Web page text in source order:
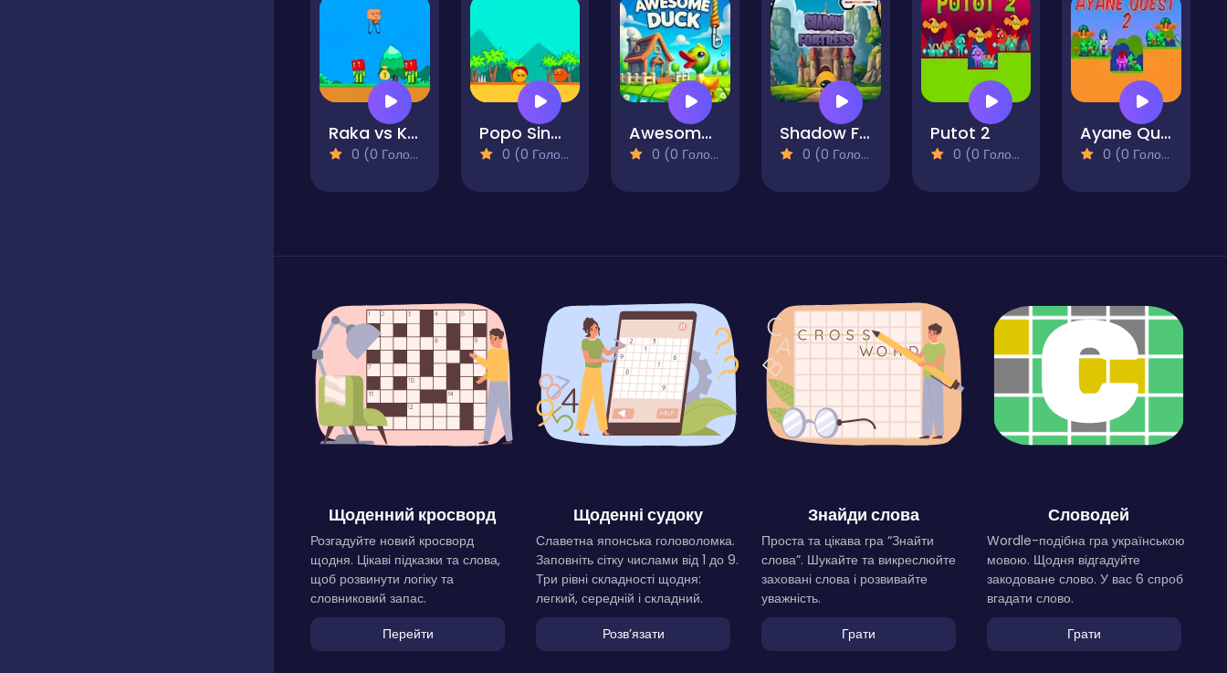
Raka vs Kaka 2
0 (0 Голосів)
Popo Singer
0 (0 Голосів)
Awesome Duck
0 (0 Голосів)
Shadow Fortress
0 (0 Голосів)
Putot 2
0 (0 Голосів)
Ayane Quest 2
0 (0 Голосів)
Щоденний кросворд
Розгадуйте новий кросворд
щодня. Цікаві підказки та слова,
щоб розвинути логіку та
словниковий запас.
Перейти
Щоденні судоку
Славетна японська головоломка.
Заповніть сітку числами від 1 до 9.
Три рівні складності щодня:
легкий, середній і складний.
Розвʼязати
Знайди слова
Проста та цікава гра “Знайти
слова”. Шукайте та викреслюйте
заховані слова і розвивайте
уважність.
Грати
Словодей
Wordle-подібна гра українською
мовою. Щодня відгадуйте
закодоване слово. У вас 6 спроб
вгадати слово.
Грати